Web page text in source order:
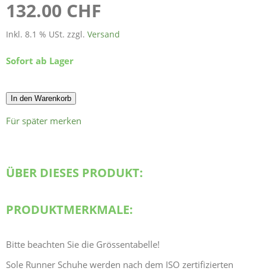
132.00 CHF
Inkl. 8.1 % USt. zzgl. Versand
Sofort ab Lager
In den Warenkorb
Für später merken
ÜBER DIESES PRODUKT:
PRODUKTMERKMALE:
Bitte beachten Sie die Grössentabelle!
Sole Runner Schuhe werden nach dem ISO zertifizierten